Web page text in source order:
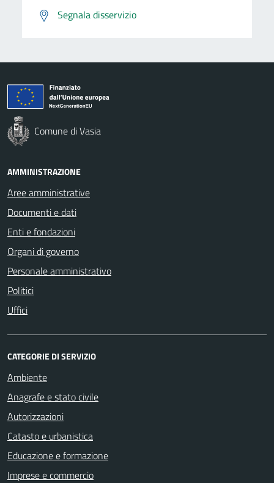
Segnala disservizio
Comune di Vasia
AMMINISTRAZIONE
Aree amministrative
Documenti e dati
Enti e fondazioni
Organi di governo
Personale amministrativo
Politici
Uffici
CATEGORIE DI SERVIZIO
Ambiente
Anagrafe e stato civile
Autorizzazioni
Catasto e urbanistica
Educazione e formazione
Imprese e commercio